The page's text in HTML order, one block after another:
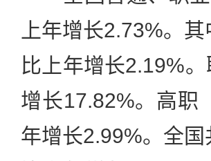
上年增长2.73%。
比上年增长2.19%
增长17.82%。高职
年增长2.99%。全